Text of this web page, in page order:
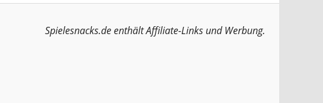
Spielesnacks.de enthält Affiliate-Links und Werbung.